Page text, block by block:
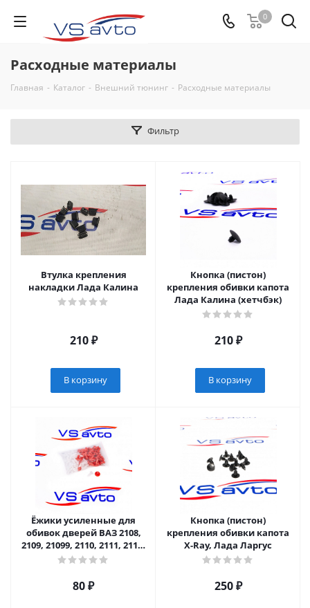
0
Расходные материалы
Главная - Каталог - Внешний тюнинг - Расходные материалы
Фильтр
Втулка крепления
накладки Лада Калина
210₽
В корзину
Кнопка (пистон)
крепления обивки капота
Лада Калина (хетчбэк)
210₽
В корзину
Ёжики усиленные для
обивок дверей ВАЗ 2108,
2109, 21099, 2110, 2111, 2112,
2113, 2114, 2115
80₽
Кнопка (пистон)
крепления обивки капота
X-Ray, Лада Ларгус
250₽